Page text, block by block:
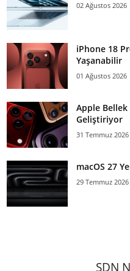
02 Ağustos 2026
iPhone 18
Yaşanabilir
01 Ağustos 2026
Apple
Geliştiriyor
31 Temmuz 2026
macOS 27
29 Temmuz 2026
SDN